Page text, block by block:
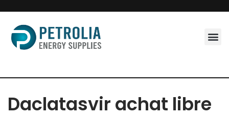
Skip
to
content
Daclatasvir achat libre